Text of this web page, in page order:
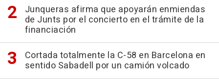
Junqueras afirma que apoyarán enmiendas
de Junts por el concierto en el trámite de la
financiación
Cortada totalmente la C-58 en Barcelona en
sentido Sabadell por un camión volcado